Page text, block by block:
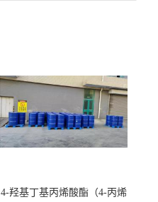
4-羟基丁基丙烯酸酯（4-丙烯